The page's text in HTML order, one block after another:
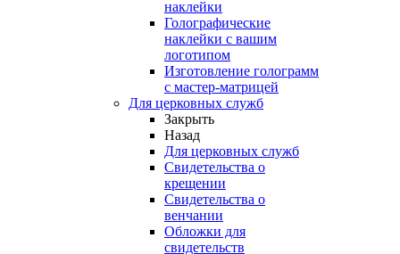
наклейки
Голографические
наклейки с вашим
логотипом
Изготовление голограмм
с мастер-матрицей
Для церковных служб
Закрыть
Назад
Для церковных служб
Свидетельства о
крещении
Свидетельства о
венчании
Обложки для
свидетельств